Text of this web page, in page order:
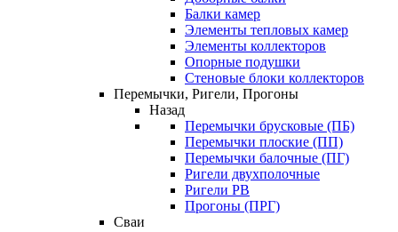
Балки камер
Элементы тепловых камер
Элементы коллекторов
Опорные подушки
Стеновые блоки коллекторов
Перемычки, Ригели, Прогоны
Назад
Перемычки брусковые (ПБ)
Перемычки плоские (ПП)
Перемычки балочные (ПГ)
Ригели двухполочные
Ригели РВ
Прогоны (ПРГ)
Сваи